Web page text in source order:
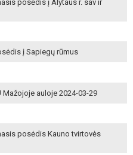
posėdis į Alytaus r. sav ir
į Sapiegų rūmus
auloje 2024-03-29
posėdis Kauno tvirtovės